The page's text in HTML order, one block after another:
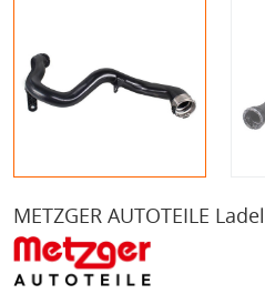
METZGER AUTOTEILE